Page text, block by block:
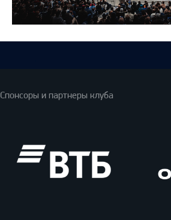
Спонсоры и партнеры клуба